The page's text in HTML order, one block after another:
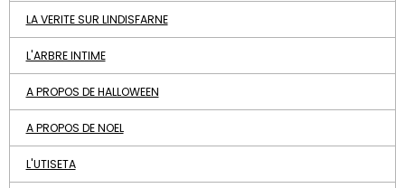
LA VERITE SUR LINDISFARNE
L'ARBRE INTIME
A PROPOS DE HALLOWEEN
A PROPOS DE NOEL
L'UTISETA